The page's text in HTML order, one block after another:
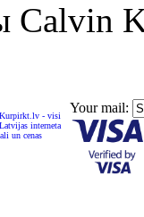
Calvin
Your mail: